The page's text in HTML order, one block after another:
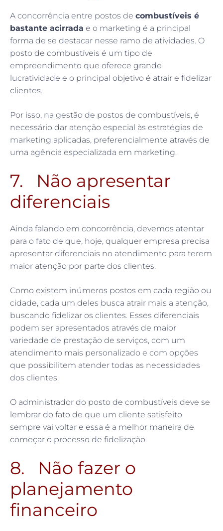
A concorrência entre postos de combustíveis é
bastante acirrada e o marketing é a principal
forma de se destacar nesse ramo de atividades. O
posto de combustíveis é um tipo de
empreendimento que oferece grande
lucratividade e o principal objetivo é atrair e fidelizar
clientes.
Por isso, na gestão de postos de combustíveis, é
necessário dar atenção especial às estratégias de
marketing aplicadas, preferencialmente através de
uma agência especializada em marketing.
7. Não apresentar
diferenciais
Ainda falando em concorrência, devemos atentar
para o fato de que, hoje, qualquer empresa precisa
apresentar diferenciais no atendimento para terem
maior atenção por parte dos clientes.
Como existem inúmeros postos em cada região ou
cidade, cada um deles busca atrair mais a atenção,
buscando fidelizar os clientes. Esses diferenciais
podem ser apresentados através de maior
variedade de prestação de serviços, com um
atendimento mais personalizado e com opções
que possibilitem atender todas as necessidades
dos clientes.
O administrador do posto de combustíveis deve se
lembrar do fato de que um cliente satisfeito
sempre vai voltar e essa é a melhor maneira de
começar o processo de fidelização.
8. Não fazer o
planejamento
financeiro